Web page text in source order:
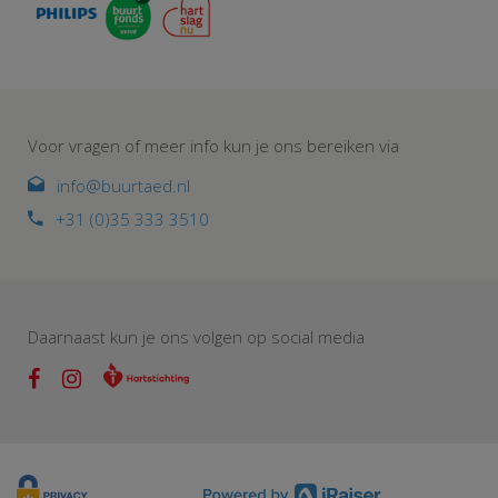
Voor vragen of meer info kun je ons bereiken via
info@buurtaed.nl
+31 (0)35 333 3510
Daarnaast kun je ons volgen op social media